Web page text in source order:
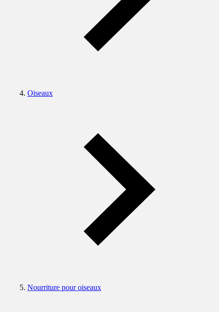
Oiseaux
Nourriture pour oiseaux